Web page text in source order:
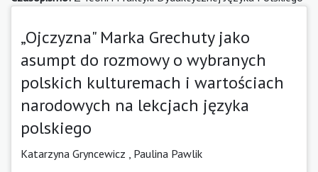
„Ojczyzna" Marka Grechuty jako
asumpt do rozmowy o wybranych
polskich kulturemach i wartościach
narodowych na lekcjach języka
polskiego
Katarzyna Gryncewicz
Paulina Pawlik